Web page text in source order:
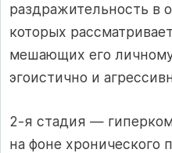
раздражительность в
которых
мешающих его
эгоистично и
2-я стадия —
на фоне хронического